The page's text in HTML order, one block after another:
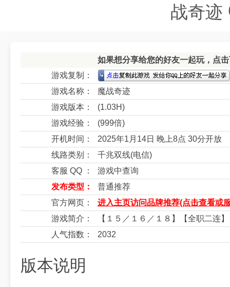
战奇迹
如果想分享给您的好友一起玩，点
游戏复制：
游戏名称：
魔战奇迹
游戏版本：
(1.03H)
游戏经验：
(999倍)
开机时间：
2025年1月14日 晚上8点 30分开放
线路类别：
千兆双线(电信)
客服 QQ ：
游戏中查询
发布类型：
普通推荐
官方网页：
进入主页访问品牌推荐(点击查看或
游戏简介：
【１５／１６／１８】【全职二连
人气指数：
2032
版本说明